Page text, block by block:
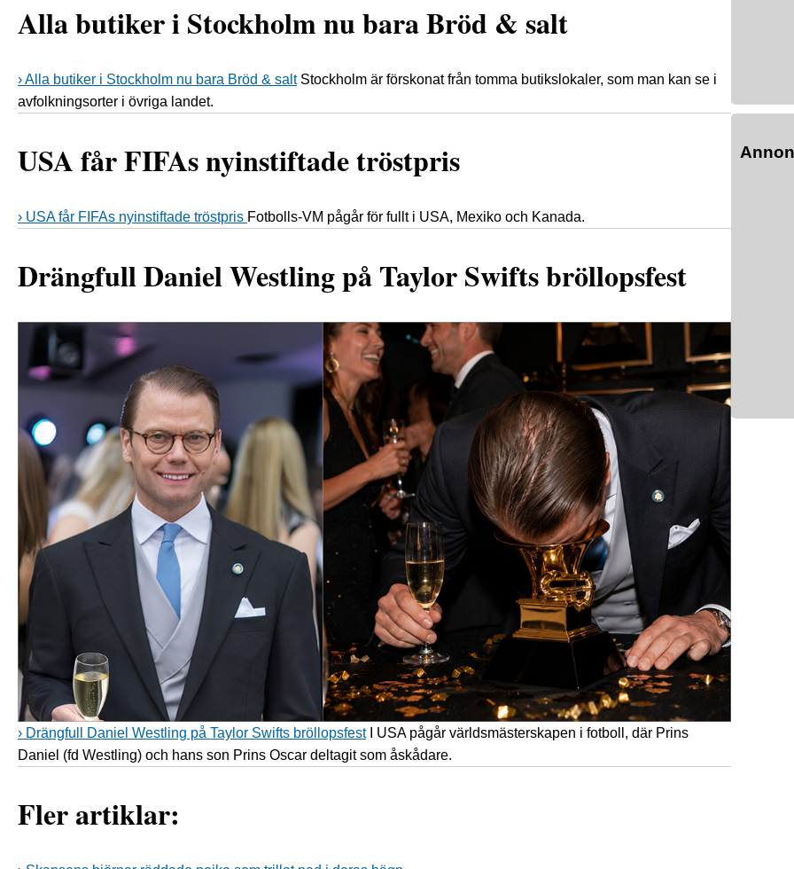
Alla butiker i Stockholm nu bara Bröd & salt
› Alla butiker i Stockholm nu bara Bröd & saltStockholm är förskonat från tomma butikslokaler, som man kan se i
avfolkningsorter i övriga landet.
USA får FIFAs nyinstiftade tröstpris
› USA får FIFAs nyinstiftade tröstpris Fotbolls-VM pågår för fullt i USA, Mexiko och Kanada.
Drängfull Daniel Westling på Taylor Swifts bröllopsfest
› Drängfull Daniel Westling på Taylor Swifts bröllopsfestI USA pågår världsmästerskapen i fotboll, där Prins
Daniel (fd Westling) och hans son Prins Oscar deltagit som åskådare.
Fler artiklar: